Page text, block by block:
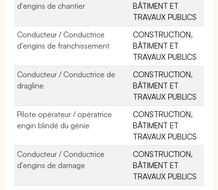
d'engins de chantier
BÂTIMENT ET
TRAVAUX PUBLICS
Conducteur / Conductrice
d'engins de franchissement
CONSTRUCTION,
BÂTIMENT ET
TRAVAUX PUBLICS
Conducteur / Conductrice de
dragline
CONSTRUCTION,
BÂTIMENT ET
TRAVAUX PUBLICS
Pilote opérateur / opératrice
engin blindé du génie
CONSTRUCTION,
BÂTIMENT ET
TRAVAUX PUBLICS
Conducteur / Conductrice
d'engins de damage
CONSTRUCTION,
BÂTIMENT ET
TRAVAUX PUBLICS